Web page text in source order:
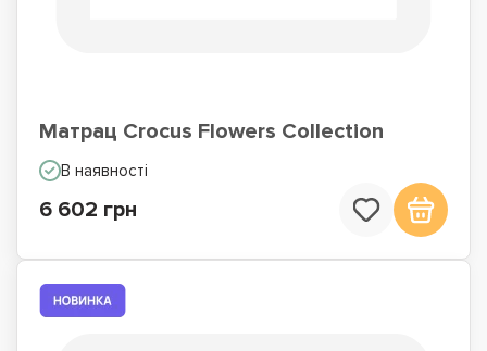
Матрац Crocus Flowers Collection
В наявності
6 602 грн